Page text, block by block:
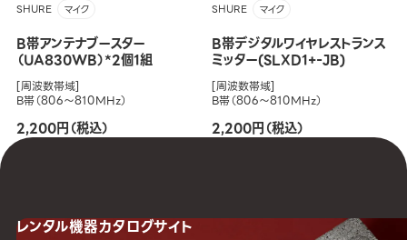
SHURE マイク
B帯アンテナブースター
（UA830WB）*2個1組
[周波数帯域]
B帯（806～810MHz）
2,200円（税込）
SHURE マイク
B帯デジタルワイヤレストランス
ミッター(SLXD1+-JB)
[周波数帯域]
B帯（806～810MHz）
2,200円（税込）
レンタル機器カタログサイト